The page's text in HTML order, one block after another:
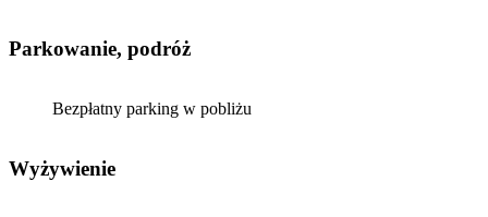
Parkowanie, podróż
Bezpłatny parking w pobliżu
Wyżywienie